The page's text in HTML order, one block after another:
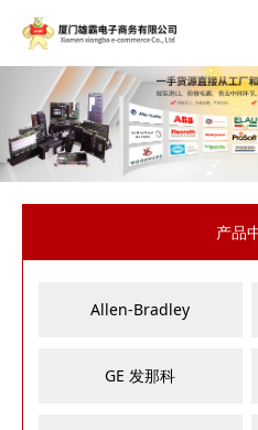
产品
Allen-Bradley
GE 发那科